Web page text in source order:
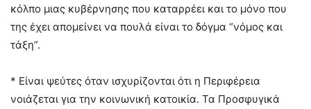
κόλπο μιας κυβέρνησης που καταρρέει και το μόνο που
της έχει απομείνει να πουλά είναι το δόγμα “νόμος και
τάξη”.
* Είναι ψεύτες όταν ισχυρίζονται ότι η Περιφέρεια
νοιάζεται για την κοινωνική κατοικία. Τα Προσφυγικά